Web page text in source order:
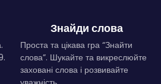
Знайди слова
Проста та цікава гра “Знайти
слова”. Шукайте та викреслюйте
заховані слова і розвивайте